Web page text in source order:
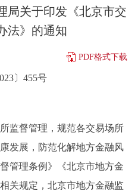
开
局关于印发《北京市交
法》的通知
PDF格式下载
〕455号
督管理，规范各交易场所
发展，防范化解地方金融风
管理条例》《北京市地方金
关规定，北京市地方金融监